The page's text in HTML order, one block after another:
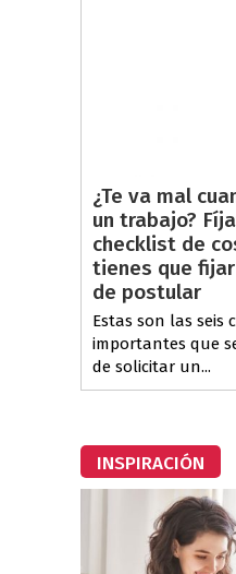
¿Te va mal
un trabajo?
checklist de
tienes que
de postular
Estas son las seis
importantes que
de solicitar un...
INSPIRACIÓN